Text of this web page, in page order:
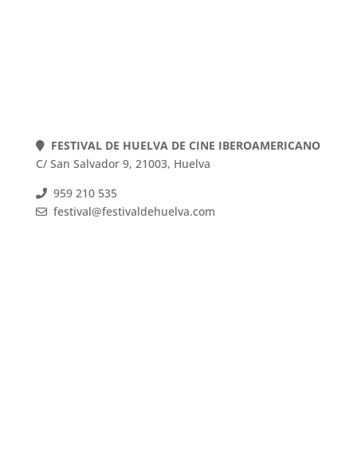
FESTIVAL DE HUELVA DE CINE IBEROAMERICANO
C/ San Salvador 9, 21003, Huelva
959 210 535
festival@festivaldehuelva.com